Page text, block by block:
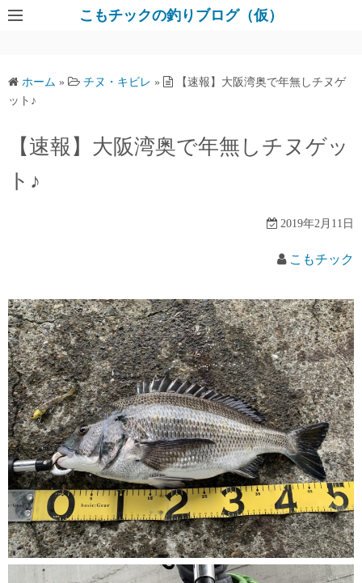
コ
こもチックの釣りブログ（仮）
ホーム » チヌ・キビレ »
【速報】大阪湾奥で年無しチヌゲ
ット♪
【速報】大阪湾奥で年無しチヌゲッ
ト♪
2019年2月11日
こもチック